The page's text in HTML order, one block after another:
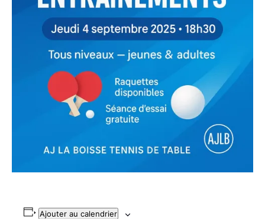
Ajouter au calendrier